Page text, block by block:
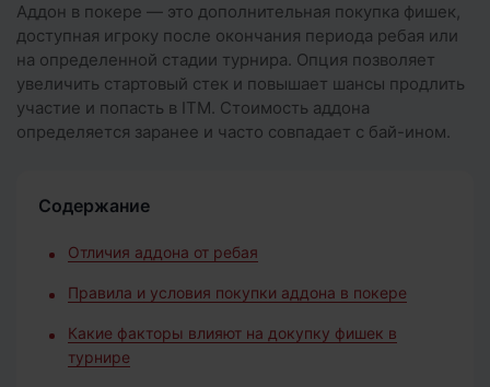
Аддон в покере — это дополнительная покупка фишек,
доступная игроку после окончания периода ребая или
на определенной стадии турнира. Опция позволяет
увеличить стартовый стек и повышает шансы продлить
участие и попасть в ITM. Стоимость аддона
определяется заранее и часто совпадает с бай-ином.
Содержание
Отличия аддона от ребая
Правила и условия покупки аддона в покере
Какие факторы влияют на докупку фишек в
турнире